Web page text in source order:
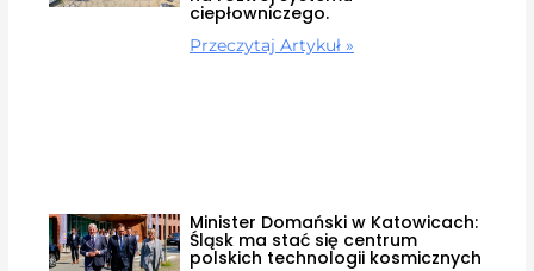
ciepłowniczego.
Przeczytaj Artykuł »
Minister Domański w Katowicach:
Śląsk ma stać się centrum
polskich technologii kosmicznych